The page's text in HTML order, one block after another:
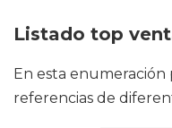
Listado top
En esta
referencias de